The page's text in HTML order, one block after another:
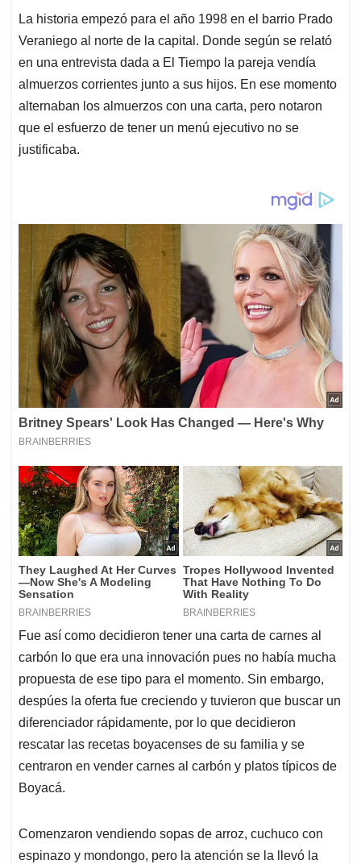
La historia empezó para el año 1998 en el barrio Prado
Veraniego al norte de la capital. Donde según se relató
en una entrevista dada a El Tiempo la pareja vendía
almuerzos corrientes junto a sus hijos. En ese momento
alternaban los almuerzos con una carta, pero notaron
que el esfuerzo de tener un menú ejecutivo no se
justificaba.
Fue así como decidieron tener una carta de carnes al
carbón lo que era una innovación pues no había mucha
propuesta de ese tipo para el momento. Sin embargo,
despúes la oferta fue creciendo y tuvieron que buscar un
diferenciador rápidamente, por lo que decidieron
rescatar las recetas boyacenses de su familia y se
centraron en vender carnes al carbón y platos típicos de
Boyacá.
Comenzaron vendiendo sopas de arroz, cuchuco con
espinazo y mondongo, pero la atención se la llevó la